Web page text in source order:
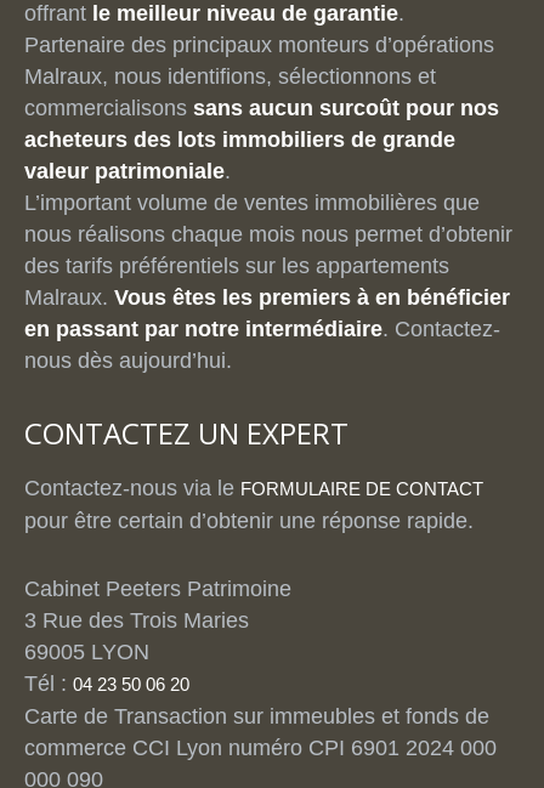
offrant le meilleur niveau de garantie.
Partenaire des principaux monteurs d’opérations
Malraux, nous identifions, sélectionnons et
commercialisons sans aucun surcoût pour nos
acheteurs des lots immobiliers de grande
valeur patrimoniale.
L’important volume de ventes immobilières que
nous réalisons chaque mois nous permet d’obtenir
des tarifs préférentiels sur les appartements
Malraux. Vous êtes les premiers à en bénéficier
en passant par notre intermédiaire. Contactez-
nous dès aujourd’hui.
CONTACTEZ UN EXPERT
Contactez-nous via le FORMULAIRE DE CONTACT
pour être certain d’obtenir une réponse rapide.
Cabinet Peeters Patrimoine
3 Rue des Trois Maries
69005 LYON
Tél : 04 23 50 06 20
Carte de Transaction sur immeubles et fonds de
commerce CCI Lyon numéro CPI 6901 2024 000
000 090